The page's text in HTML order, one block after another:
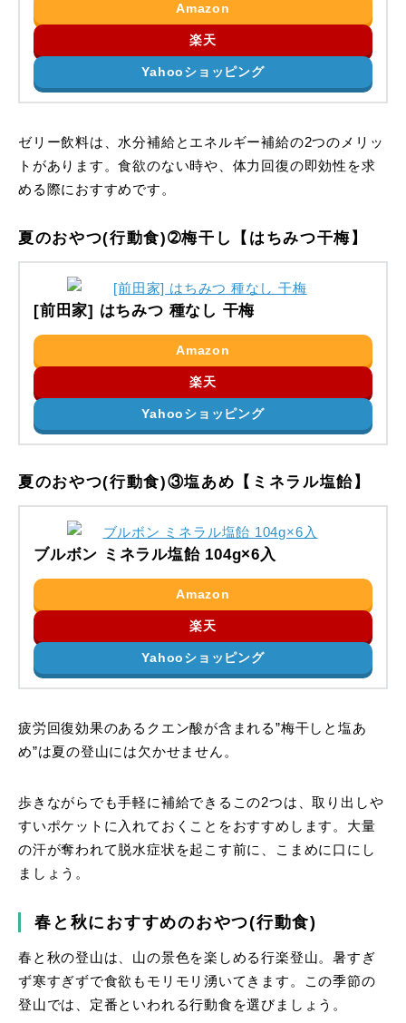
Amazon
楽天
Yahooショッピング
ゼリー飲料は、水分補給とエネルギー補給の2つのメリッ
トがあります。食欲のない時や、体力回復の即効性を求
める際におすすめです。
夏のおやつ(行動食)➁梅干し【はちみつ干梅】
[前田家] はちみつ 種なし 干梅
Amazon
楽天
Yahooショッピング
夏のおやつ(行動食)③塩あめ【ミネラル塩飴】
ブルボン ミネラル塩飴 104g×6入
Amazon
楽天
Yahooショッピング
疲労回復効果のあるクエン酸が含まれる”梅干しと塩あ
め”は夏の登山には欠かせません。
歩きながらでも手軽に補給できるこの2つは、取り出しや
すいポケットに入れておくことをおすすめします。大量
の汗が奪われて脱水症状を起こす前に、こまめに口にし
ましょう。
春と秋におすすめのおやつ(行動食)
春と秋の登山は、山の景色を楽しめる行楽登山。暑すぎ
ず寒すぎずで食欲もモリモリ湧いてきます。この季節の
登山では、定番といわれる行動食を選びましょう。